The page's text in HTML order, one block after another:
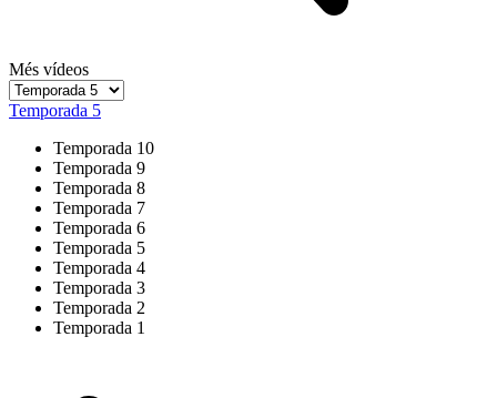
Més vídeos
Temporada 5
Temporada 10
Temporada 9
Temporada 8
Temporada 7
Temporada 6
Temporada 5
Temporada 4
Temporada 3
Temporada 2
Temporada 1